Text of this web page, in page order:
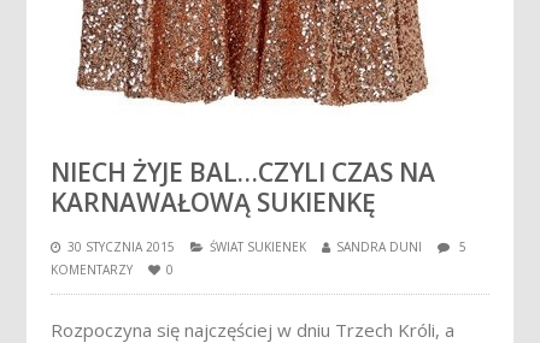
NIECH ŻYJE BAL…CZYLI CZAS NA
KARNAWAŁOWĄ SUKIENKĘ
30 STYCZNIA 2015 ŚWIAT SUKIENEK SANDRA DUNI
5
KOMENTARZY
0
Rozpoczyna się najczęściej w dniu Trzech Króli, a